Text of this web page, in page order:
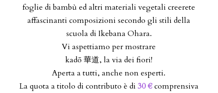
foglie di bambù ed altri materiali vegetali creerete
affascinanti composizioni secondo gli stili della
scuola di Ikebana Ohara.
Vi aspettiamo per mostrare
kadō 華道, la via dei fiori!
Aperta a tutti, anche non esperti.
La quota a titolo di contributo è di 30 €comprensiva